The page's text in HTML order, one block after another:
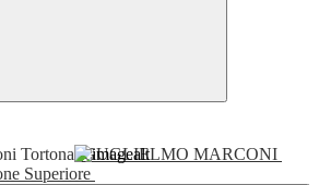
GUGLIELMO MARCONI
Superiore